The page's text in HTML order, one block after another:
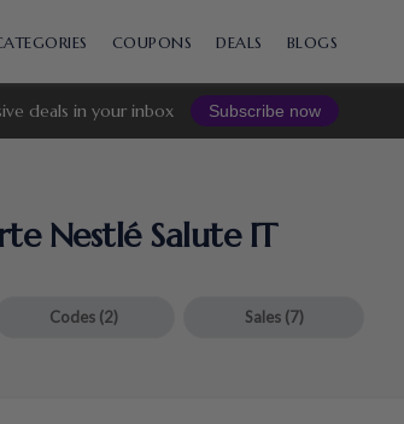
COUPONS DEALS BLOGS
deals in your inbox Subscribe now
Nestlé Salute IT
Codes (2) Sales (7)